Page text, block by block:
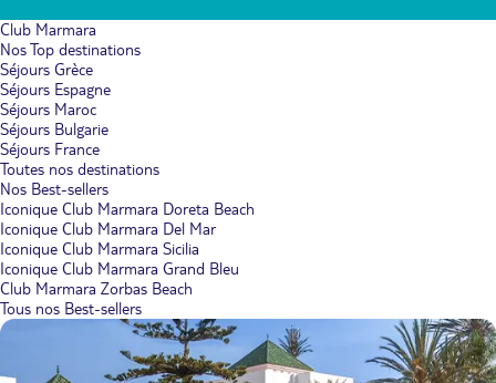
Club Marmara
Nos Top destinations
Séjours Grèce
Séjours Espagne
Séjours Maroc
Séjours Bulgarie
Séjours France
Toutes nos destinations
Nos Best-sellers
Iconique Club Marmara Doreta Beach
Iconique Club Marmara Del Mar
Iconique Club Marmara Sicilia
Iconique Club Marmara Grand Bleu
Club Marmara Zorbas Beach
Tous nos Best-sellers